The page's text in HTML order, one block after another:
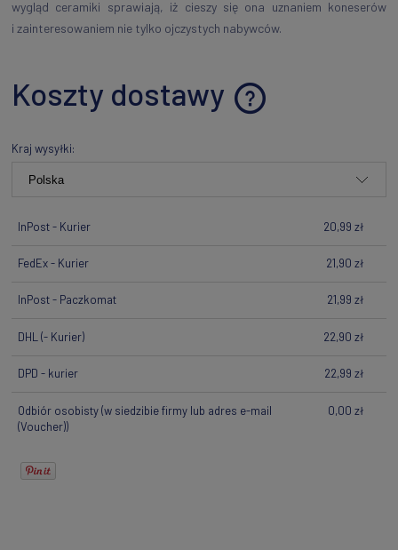
wygląd ceramiki sprawiają, iż cieszy się ona uznaniem koneserów
i zainteresowaniem nie tylko ojczystych nabywców.
Koszty dostawy
Cena nie zawiera ewentualnych kosztów płatności
Kraj wysyłki:
InPost - Kurier 20,99 zł
FedEx - Kurier 21,90 zł
InPost - Paczkomat 21,99 zł
DHL (- Kurier) 22,90 zł
DPD - kurier 22,99 zł
Odbiór osobisty(w siedzibie firmy lub adres e-mail
(Voucher))
0,00 zł